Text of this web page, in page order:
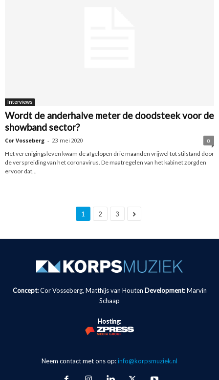
Interviews
Wordt de anderhalve meter de doodsteek voor de
showband sector?
Cor Vosseberg - 23 mei 2020
0
Het verenigingsleven kwam de afgelopen drie maanden vrijwel tot stilstand door
de verspreiding van het coronavirus. De maatregelen van het kabinet zorgden
ervoor dat...
1 2 3
Concept:Cor Vosseberg, Matthijs van Houten Development: Marvin
Schaap
Hosting:
Neem contact met ons op:info@korpsmuziek.nl